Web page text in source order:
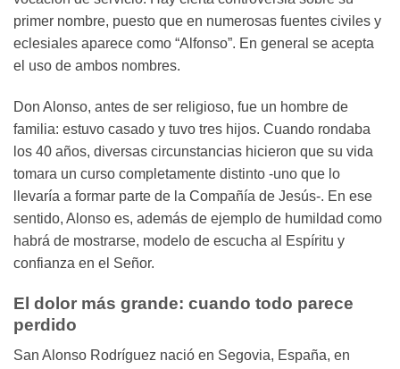
primer nombre, puesto que en numerosas fuentes civiles y
eclesiales aparece como “Alfonso”. En general se acepta
el uso de ambos nombres.
Don Alonso, antes de ser religioso, fue un hombre de
familia: estuvo casado y tuvo tres hijos. Cuando rondaba
los 40 años, diversas circunstancias hicieron que su vida
tomara un curso completamente distinto -uno que lo
llevaría a formar parte de la Compañía de Jesús-. En ese
sentido, Alonso es, además de ejemplo de humildad como
habrá de mostrarse, modelo de escucha al Espíritu y
confianza en el Señor.
El dolor más grande: cuando todo parece
perdido
San Alonso Rodríguez nació en Segovia, España, en